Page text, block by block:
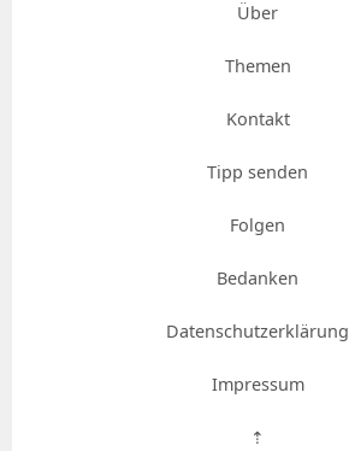
Über
Themen
Kontakt
Tipp senden
Folgen
Bedanken
Datenschutzerklärung
Impressum
⇡